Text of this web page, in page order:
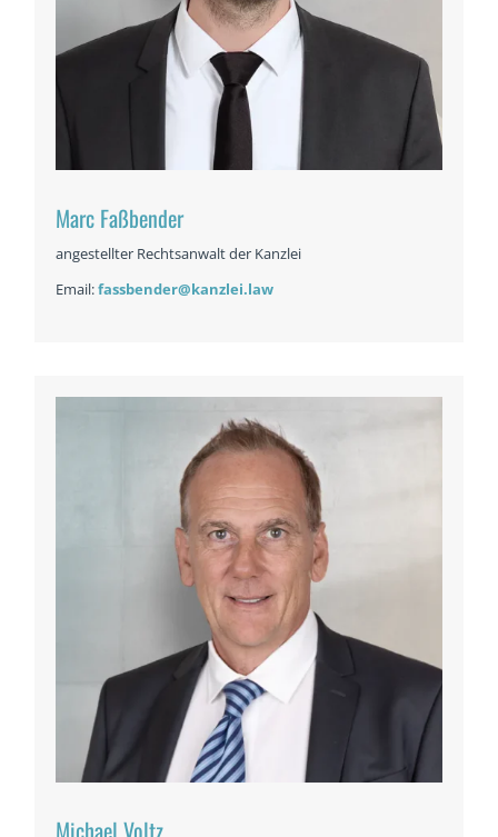
Marc Faßbender
angestellter Rechtsanwalt der Kanzlei
Email:fassbender@kanzlei.law